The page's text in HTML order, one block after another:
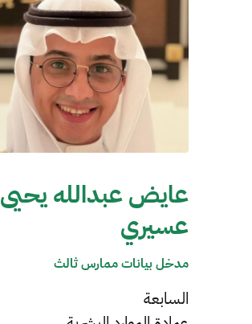
عايض عبدالله يحيى
عسيري
مدخل بيانات ممارس ثالث
السابعة